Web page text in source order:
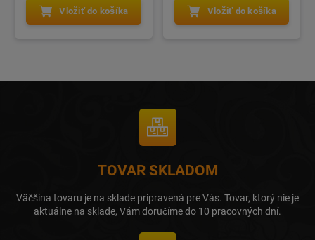
Vložiť do košíka Vložiť do košíka
TOVAR SKLADOM
Väčšina tovaru je na sklade pripravená pre Vás. Tovar, ktorý nie je
aktuálne na sklade, Vám doručíme do 10 pracovných dní.